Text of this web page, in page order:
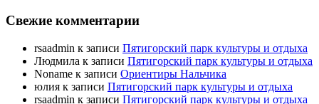
Свежие комментарии
rsaadmin к записи Пятигорский парк культуры и отдыха
Людмила к записи Пятигорский парк культуры и отдыха
Noname к записи Ориентиры Нальчика
юлия к записи Пятигорский парк культуры и отдыха
rsaadmin к записи Пятигорский парк культуры и отдыха